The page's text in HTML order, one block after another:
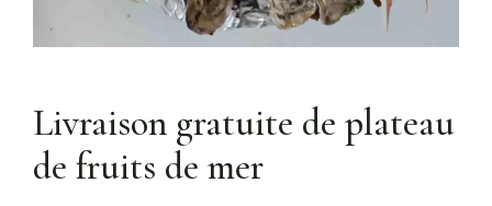
Livraison gratuite de plateau
de fruits de mer